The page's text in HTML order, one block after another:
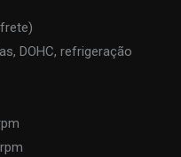
DOHC, refrigeração